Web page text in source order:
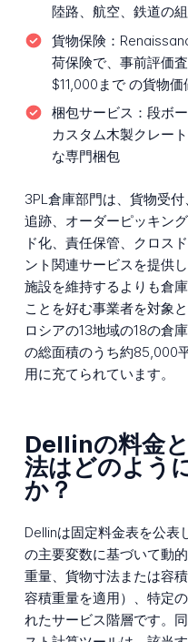
陸路、航空、鉄道の
貨物保険：
荷保険で、事前評価
$11,000まで の貨物
梱包サービス： 段ボ
カスタム木製クレー
な専門梱包
3PL倉庫部門は、貨物受
追跡、オーダーピッキン
ド化、責任保管、クロス
ント関連サービスを提供
施設を維持するよりも倉
ことを好む事業者を対象
ロシアの13地域の18の倉
の総面積のうち約85,000
用に充てられています。
Dellinの料金
法はどのよう
か？
Dellinは固定料金表を公表
の主要変数に基づいて動
重量、貨物寸法または容
容積重量を適用）、特定
れたサービス階層です。